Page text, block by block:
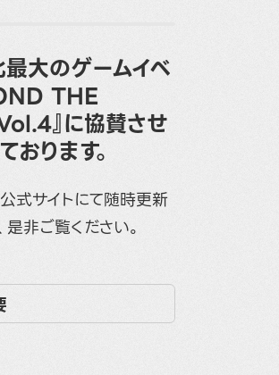
大のゲームイベ
THE
』に協賛させ
おります。
式サイトにて随時更新
是非ご覧ください。